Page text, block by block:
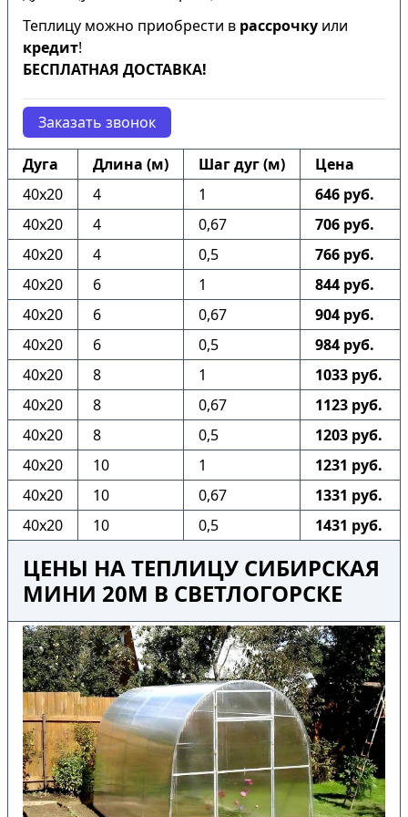
Теплицу можно приобрести в рассрочку или
кредит!
БЕСПЛАТНАЯ ДОСТАВКА!
Заказать звонок
Дуга Длина (м) Шаг дуг (м)
Цена
40х20
4 1
646 руб.
40х20
4 0,67
706 руб.
40х20
4 0,5
766 руб.
40х20
6 1
844 руб.
40х20
6 0,67
904 руб.
40х20
6 0,5
984 руб.
40х20
8 1
1033 руб.
40х20
8 0,67
1123 руб.
40х20
8 0,5
1203 руб.
40х20
10 1
1231 руб.
40х20
10 0,67
1331 руб.
40х20
10 0,5 1431 руб.
ЦЕНЫ НА ТЕПЛИЦУ СИБИРСКАЯ
МИНИ 20М В СВЕТЛОГОРСКЕ